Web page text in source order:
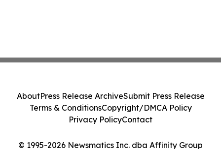
© 1995-2026 Newsmatics Inc. dba Affinity Group
AboutPress Release ArchiveSubmit Press Release
Terms & ConditionsCopyright/DMCA Policy
Privacy PolicyContact